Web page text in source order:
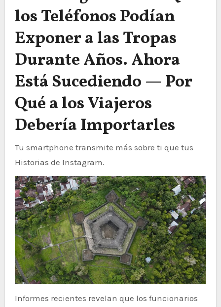
los Teléfonos Podían
Exponer a las Tropas
Durante Años. Ahora
Está Sucediendo — Por
Qué a los Viajeros
Debería Importarles
Tu smartphone transmite más sobre ti que tus
Historias de Instagram.
Informes recientes revelan que los funcionarios